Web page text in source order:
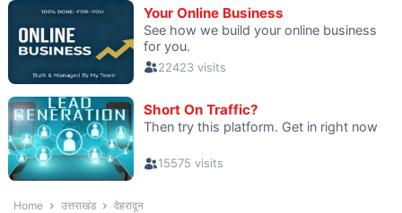
Home उत्तराखंड देहरादून